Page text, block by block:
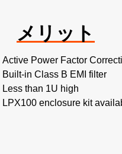
メリット
Active Power Factor
Built-in Class B EMI filter
Less than 1U high
LPX100 enclosure kit